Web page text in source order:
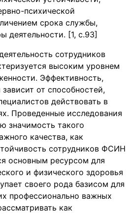
психической
срока службы,
деятельности. [1, с.93]
сотрудников
высоким уровнем
Эффективность,
от способностей,
действовать в
Проведенные исследования
значимость такого
качества, как
сотрудников ФСИН
основным ресурсом для
и физического здоровья
своего рода базисом для
профессионально важных
как